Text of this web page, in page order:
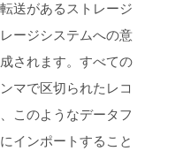
送があるストレージ
ージシステムへの意
されます。すべての
マで区切られたレコ
このようなデータフ
インポートすること